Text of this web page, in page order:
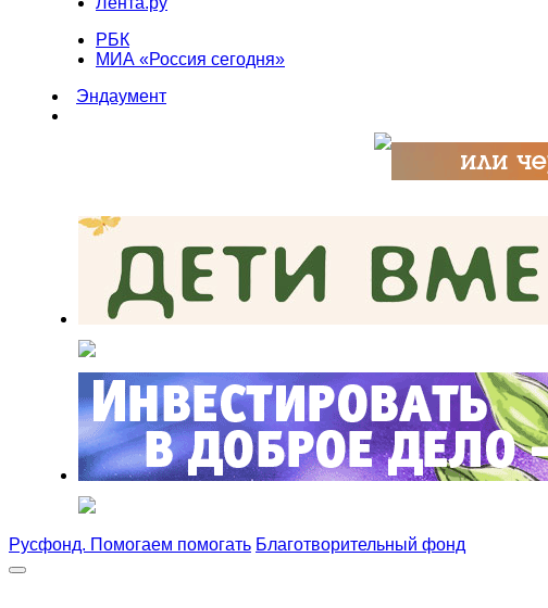
РБК
МИА «Россия сегодня»
Эндаумент
Русфонд. Помогаем помогать Благотворительный фонд